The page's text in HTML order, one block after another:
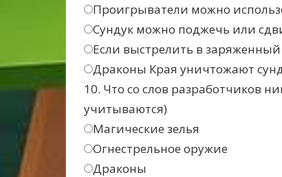
Проигрыватели можно
Сундук можно поджечь или
Если выстрелить в заряженный
Драконы Края уничтожают
10. Что со слов разработчиков
учитываются)
Магические зелья
Огнестрельное оружие
Драконы